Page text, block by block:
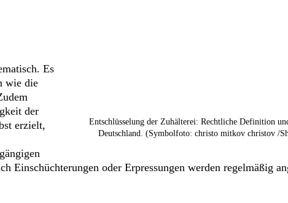
Entschlüsselung der Zuhälterei: Rechtliche Definition
Deutschland. (Symbolfoto: christo mitkov christov /
Es
wie die
der
erzielt,
oder Erpressungen werden regelmäßig